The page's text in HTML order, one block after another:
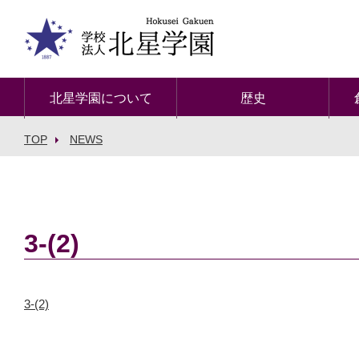
北星学園について 歴史
TOP NEWS
3-(2)
3-(2)